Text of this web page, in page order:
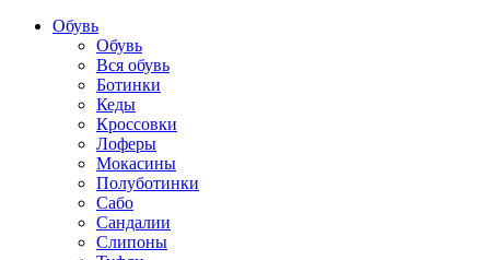
Обувь
Обувь
Вся обувь
Ботинки
Кеды
Кроссовки
Лоферы
Мокасины
Полуботинки
Сабо
Сандалии
Слипоны